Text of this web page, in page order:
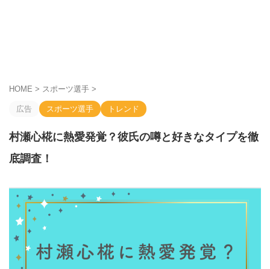
HOME > スポーツ選手 >
広告 スポーツ選手 トレンド
村瀬心椛に熱愛発覚？彼氏の噂と好きなタイプを徹
底調査！